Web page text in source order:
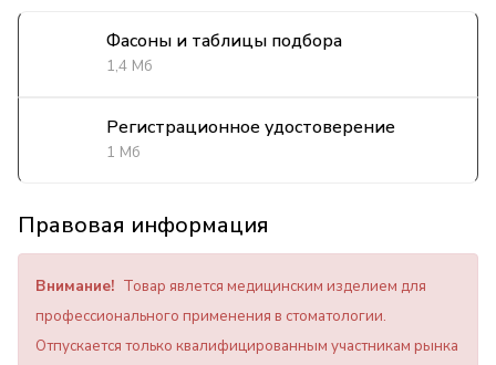
Фасоны и таблицы подбора
1,4 Мб
Регистрационное удостоверение
1 Мб
Правовая информация
Внимание! Товар явлется медицинским изделием для
профессионального применения в стоматологии.
Отпускается только квалифицированным участникам рынка